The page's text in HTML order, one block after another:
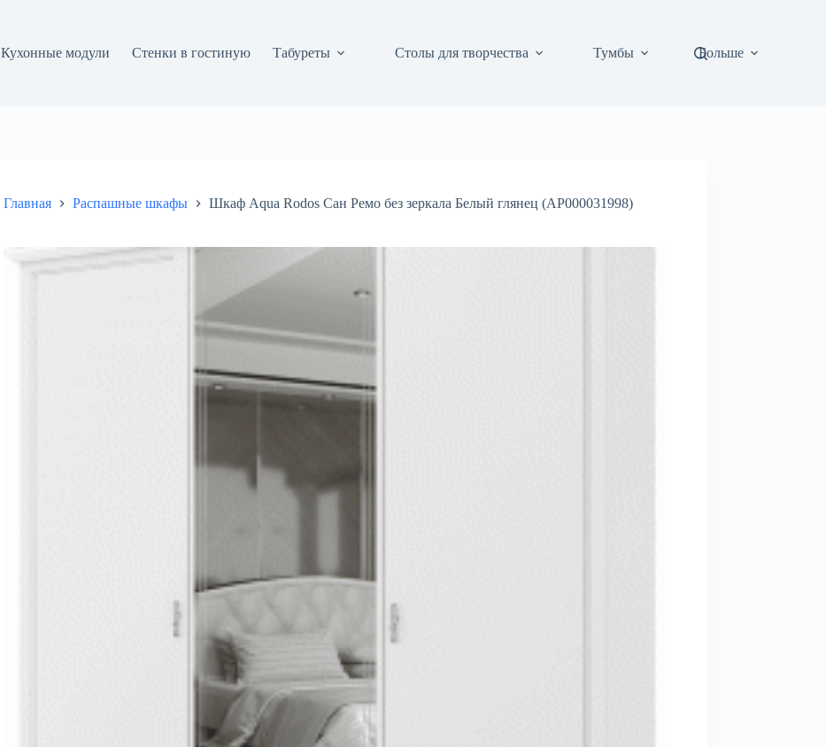
Кухонные модули Стенки в гостиную Табуреты Столы для творчества Тумбы Больше
Главная Распашные шкафы Шкаф Aqua Rodos Сан Ремо без зеркала Белый глянец (АР000031998)